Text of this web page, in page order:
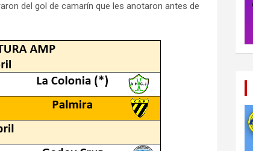
del gol de camarín que les anotaron antes de